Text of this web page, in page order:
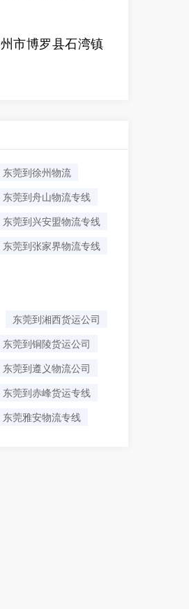
市博罗县石湾镇
东莞到徐州物流
东莞到舟山物流专线
东莞到兴安盟物流专线
东莞到张家界物流专线
东莞到湘西货运公司
东莞到铜陵货运公司
东莞到遵义物流公司
东莞到赤峰货运专线
东莞雅安物流专线